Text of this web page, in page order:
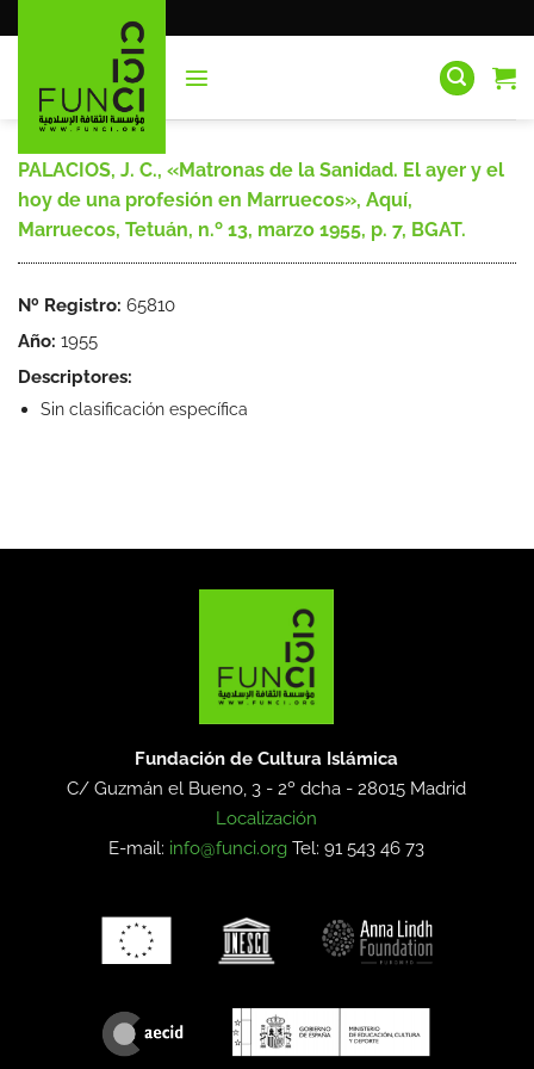
al
PALACIOS, J. C., «Matronas de la Sanidad. El ayer y el
hoy de una profesión en Marruecos», Aquí,
Marruecos, Tetuán, n.º 13, marzo 1955, p. 7, BGAT.
Nº Registro: 65810
Año: 1955
Descriptores:
Sin clasificación específica
Fundación de Cultura Islámica
C/ Guzmán el Bueno, 3 - 2º dcha -28015 Madrid
Localización
E-mail: info@funci.org Tel: 91 543 46 73